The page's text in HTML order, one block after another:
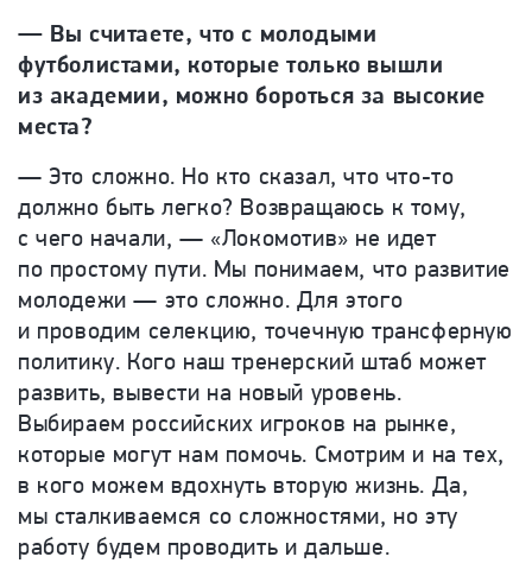
— Вы считаете, что с молодыми
футболистами, которые только вышли
из академии, можно бороться за высокие
места?
— Это сложно. Но кто сказал, что что-то
должно быть легко? Возвращаюсь к тому,
с чего начали, — «Локомотив» не идет
по простому пути. Мы понимаем, что развитие
молодежи — это сложно. Для этого
и проводим селекцию, точечную трансферную
политику. Кого наш тренерский штаб может
развить, вывести на новый уровень.
Выбираем российских игроков на рынке,
которые могут нам помочь. Смотрим и на тех,
в кого можем вдохнуть вторую жизнь. Да,
мы сталкиваемся со сложностями, но эту
работу будем проводить и дальше.